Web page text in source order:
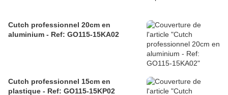
Cutch professionnel 20cm en
aluminium - Ref: GO115-15KA02
Cutch professionnel 15cm en
plastique - Ref: GO115-15KP02